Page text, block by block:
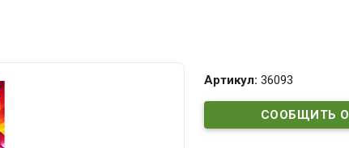
Артикул: 36093
СООБЩИТЬ О